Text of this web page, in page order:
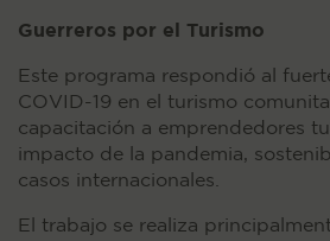
Guerreros por el Turismo
Este programa respondió al
COVID-19 en el turismo
capacitación a emprendedores
impacto de la pandemia,
casos internacionales.
El trabajo se realiza